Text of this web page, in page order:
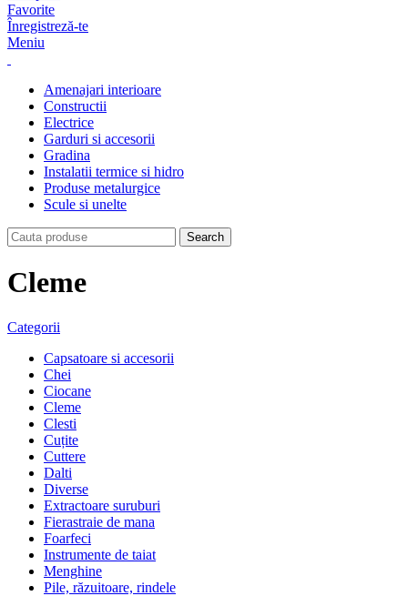
Favorite
Înregistreză-te
Meniu
Amenajari interioare
Constructii
Electrice
Garduri si accesorii
Gradina
Instalatii termice si hidro
Produse metalurgice
Scule si unelte
Search
Cleme
Categorii
Capsatoare si accesorii
Chei
Ciocane
Cleme
Clesti
Cuțite
Cuttere
Dalti
Diverse
Extractoare suruburi
Fierastraie de mana
Foarfeci
Instrumente de taiat
Menghine
Pile, răzuitoare, rindele